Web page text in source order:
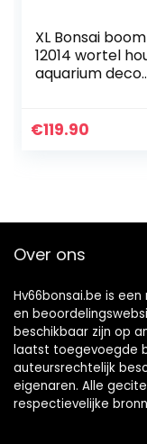
XL Bonsai
12014 wortel
aquarium deco
decoratie
€119.90
Over ons
Hv66bonsai.be is
en
beschikbaar zijn op
laatst toegevoegde
auteursrechtelijk
eigenaren. Alle
respectievelijke